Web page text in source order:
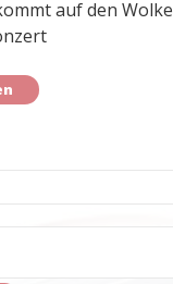
auf den